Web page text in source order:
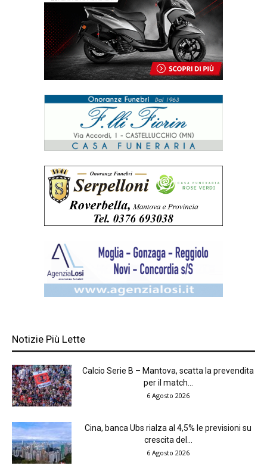
Notizie Più Lette
Calcio Serie B – Mantova, scatta la prevendita
per il match...
6 Agosto 2026
Cina, banca Ubs rialza al 4,5% le previsioni su
crescita del...
6 Agosto 2026